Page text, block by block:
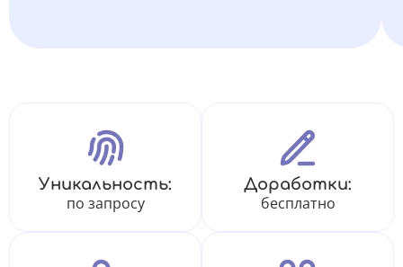
Уникальность:
по запросу
Доработки:
бесплатно